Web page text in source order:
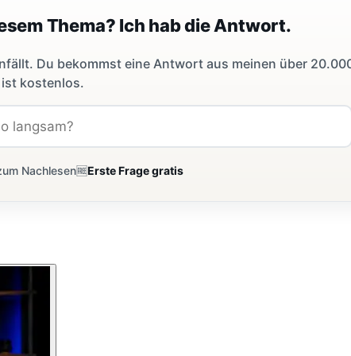
Thema? Ich hab die Antwort.
Du bekommst eine Antwort aus meinen über
ist kostenlos.
Nachlesen🆓Erste Frage gratis